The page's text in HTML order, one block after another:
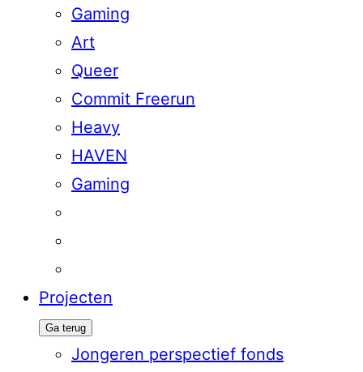
Gaming
Art
Queer
Commit Freerun
Heavy
HAVEN
Gaming
Projecten
Ga terug
Jongeren perspectief fonds